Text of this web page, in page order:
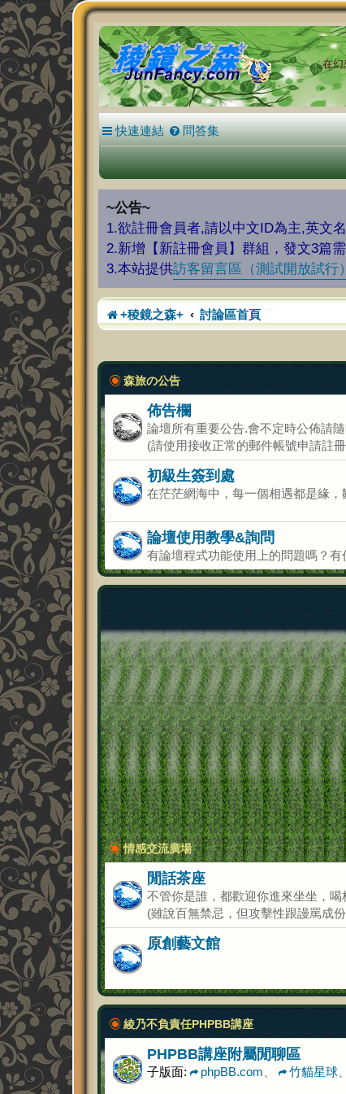
在
快速連結 問答集
~公告~
1.欲註冊會員者,請以中文ID為主,英文
2.新增【新註冊會員】群組，發文3篇
3.本站提供訪客留言區（測試開放試行）
+稜鏡之森+ 討論區首頁
森旅の公告
佈告欄
論壇所有重要公告.會不定時公佈請
(請使用接收正常的郵件帳號申請註
初級生簽到處
在茫茫網海中，每一個相遇都是緣
論壇使用教學&詢問
有論壇程式功能使用上的問題嗎？有
情感交流廣場
閒話茶座
不管你是誰，都歡迎你進來坐坐，喝
(雖說百無禁忌，但攻擊性跟謾罵成
原創藝文館
綾乃不負責任PHPBB講座
PHPBB講座附屬閒聊區
子版面: phpBB.com 竹貓星球、